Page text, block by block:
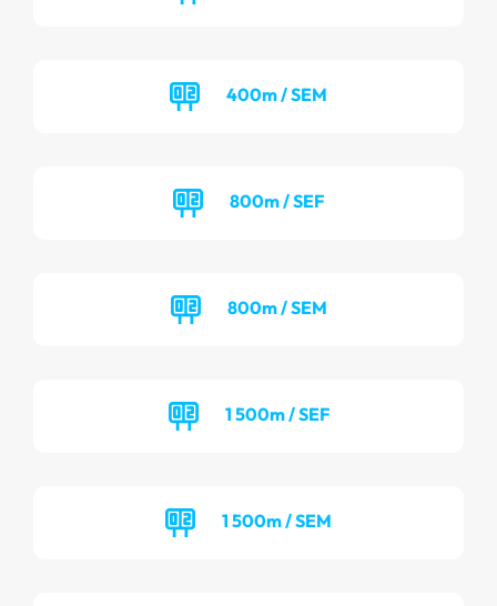
400m / SEM
800m / SEF
800m / SEM
1 500m / SEF
1 500m / SEM